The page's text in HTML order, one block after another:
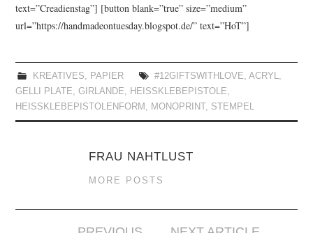
text=”Creadienstag”] [button blank=”true” size=”medium”
url=”https://handmadeontuesday.blogspot.de/” text=”HoT”]
KREATIVES, PAPIER #12GIFTSWITHLOVE, ACRYL,
GELLI PLATE,GIRLANDE, HEISSKLEBEPISTOLE
,
HEISSKLEBEPISTOLENFORM
, MONOPRINT , STEMPEL
FRAU NAHTLUST
MORE POSTS